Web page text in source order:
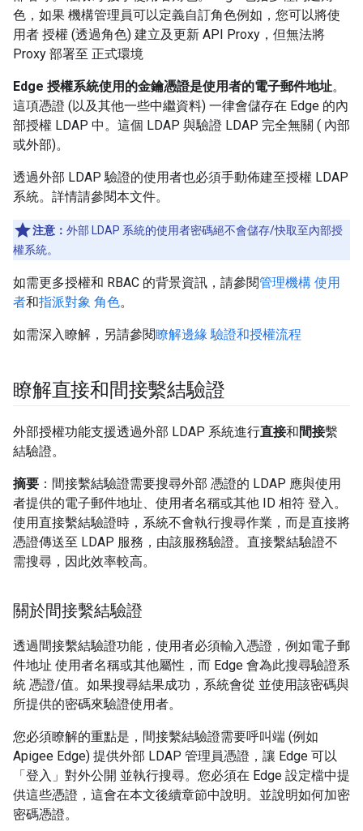
色，如果 機構管理員可以定義自訂角色例如，您可以將使
用者 授權 (透過角色) 建立及更新 API Proxy，但無法將
Proxy 部署至 正式環境
Edge 授權系統使用的金鑰憑證是使用者的電子郵件地址。
這項憑證 (以及其他一些中繼資料) 一律會儲存在 Edge 的內
部授權 LDAP 中。這個 LDAP 與驗證 LDAP 完全無關 ( 內部
或外部)。
透過外部 LDAP 驗證的使用者也必須手動佈建至授權 LDAP
系統。詳情請參閱本文件。
注意： 外部 LDAP 系統的使用者密碼絕不會儲存/快取至內部授
權系統。
如需更多授權和 RBAC 的背景資訊，請參閱管理機構 使用
者和指派對象 角色。
如需深入瞭解，另請參閱瞭解邊緣 驗證和授權流程
瞭解直接和間接繫結驗證
外部授權功能支援透過外部 LDAP 系統進行直接和間接繫
結驗證。
摘要 ：間接繫結驗證需要搜尋外部 憑證的 LDAP 應與使用
者提供的電子郵件地址、使用者名稱或其他 ID 相符 登入。
使用直接繫結驗證時，系統不會執行搜尋作業，而是直接將
憑證傳送至 LDAP 服務，由該服務驗證。直接繫結驗證不
需搜尋，因此效率較高。
關於間接繫結驗證
透過間接繫結驗證功能，使用者必須輸入憑證，例如電子郵
件地址 使用者名稱或其他屬性，而 Edge 會為此搜尋驗證系
統 憑證/值。如果搜尋結果成功，系統會從 並使用該密碼與
所提供的密碼來驗證使用者。
您必須瞭解的重點是，間接繫結驗證需要呼叫端 (例如
Apigee Edge) 提供外部 LDAP 管理員憑證，讓 Edge 可以
「登入」對外公開 並執行搜尋。您必須在 Edge 設定檔中提
供這些憑證，這會在本文後續章節中說明。並說明如何加密
密碼憑證。